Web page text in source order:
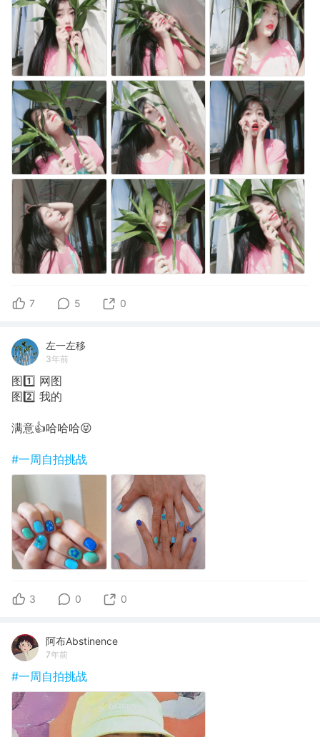
7 5 0
左一左移
3年前
图1️⃣ 网图
图2️⃣ 我的
满意👍哈哈哈😝
#一周自拍挑战
3 0 0
阿布Abstinence
7年前
#一周自拍挑战